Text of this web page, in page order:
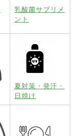
乳酸菌サプリメ
ント
夏対策・発汗・
日焼け